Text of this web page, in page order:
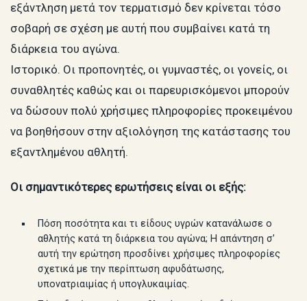
εξάντληση μετά τον τερματισμό δεν κρίνεται τόσο
σοβαρή σε σχέση με αυτή που συμβαίνει κατά τη
διάρκεια του αγώνα.
Ιστορικό. Οι προπονητές, οι γυμναστές, οι γονείς, οι
συναθλητές καθώς και οι παρευρισκόμενοι μπορούν
να δώσουν πολύ χρήσιμες πληροφορίες προκειμένου
να βοηθήσουν στην αξιολόγηση της κατάστασης του
εξαντλημένου αθλητή.
Οι σημαντικότερες ερωτήσεις είναι οι εξής:
Πόση ποσότητα και τι είδους υγρών κατανάλωσε ο
αθλητής κατά τη διάρκεια του αγώνα; Η απάντηση σ’
αυτή την ερώτηση προσδίνει χρήσιμες πληροφορίες
σχετικά με την περίπτωση αφυδάτωσης,
υπονατριαιμίας ή υπογλυκαιμίας.